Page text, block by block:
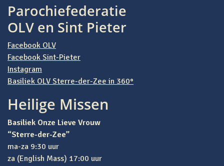
Parochiefederatie
OLV en Sint Pieter
Facebook OLV
Facebook Sint-Pieter
Instagram
Basiliek OLV Sterre-der-Zee in 360°
Heilige Missen
Basiliek Onze Lieve Vrouw
“Sterre-der-Zee”
ma-za 9:30 uur
za (English Mass) 17:00 uur